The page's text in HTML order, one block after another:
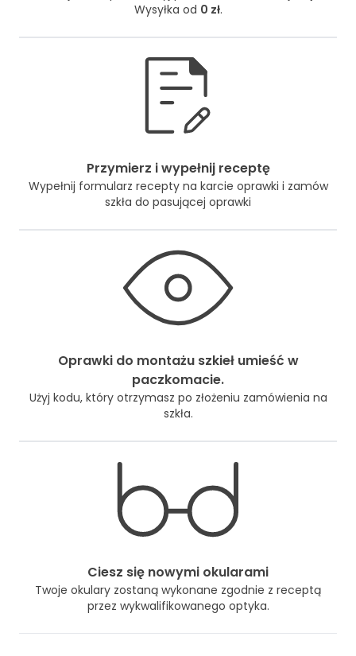
Wysyłka od 0 zł.
Przymierz i wypełnij receptę
Wypełnij formularz recepty na karcie oprawki i zamów
szkła do pasującej oprawki
Oprawki do montażu szkieł umieść w
paczkomacie.
Użyj kodu, który otrzymasz po złożeniu zamówienia na
szkła.
Ciesz się nowymi okularami
Twoje okulary zostaną wykonane zgodnie z receptą
przez wykwalifikowanego optyka.